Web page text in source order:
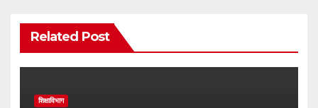
Related Post
शिक्षाविभाग